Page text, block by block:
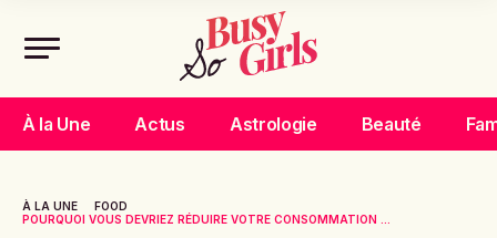
À la Une Actus Astrologie Beauté
À LA UNE
FOOD
POURQUOI VOUS DEVRIEZ RÉDUIRE VOTRE CONSOMMATION ...